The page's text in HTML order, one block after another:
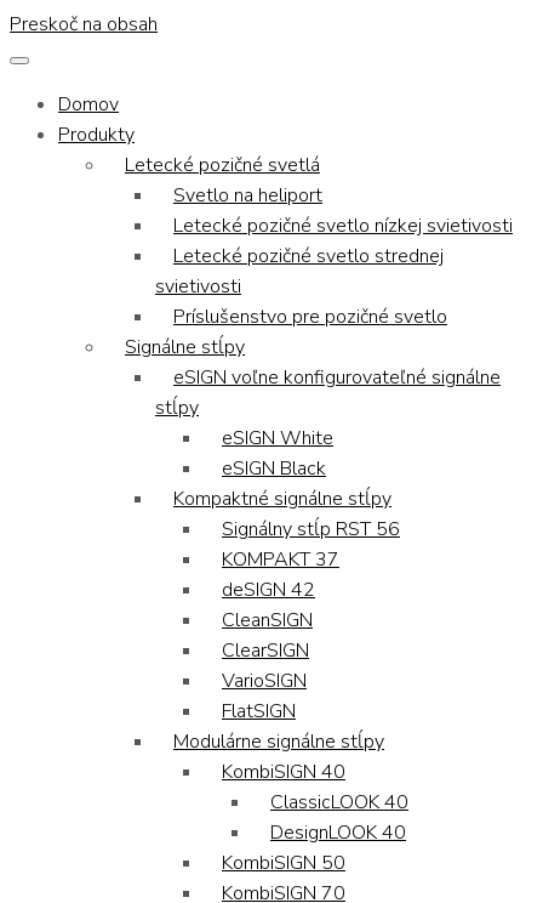
Preskoč na obsah
Domov
Produkty
Letecké pozičné svetlá
Svetlo na heliport
Letecké pozičné svetlo nízkej svietivosti
Letecké pozičné svetlo strednej
svietivosti
Príslušenstvo pre pozičné svetlo
Signálne stĺpy
eSIGN voľne konfigurovateľné signálne
stĺpy
eSIGN White
eSIGN Black
Kompaktné signálne stĺpy
Signálny stĺp RST 56
KOMPAKT 37
deSIGN 42
CleanSIGN
ClearSIGN
VarioSIGN
FlatSIGN
Modulárne signálne stĺpy
KombiSIGN 40
ClassicLOOK 40
DesignLOOK 40
KombiSIGN 50
KombiSIGN 70